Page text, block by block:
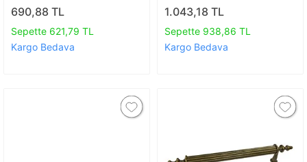
690,88 TL
Sepette 621,79 TL
Kargo Bedava
1.043,18 TL
Sepette 938,86 TL
Kargo Bedava